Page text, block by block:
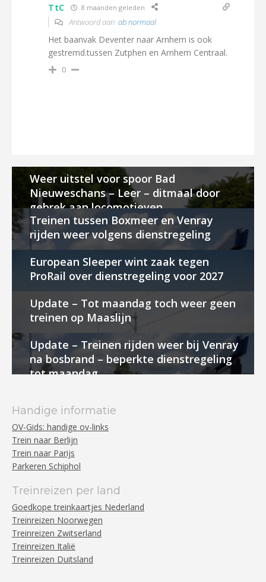
TtC 8 maanden geleden
Antwoord aan ab normaal
Het baanvak Deventer naar Arnhem is ook
gestremd.tussen Zutphen en Arnhem Centraal.
0
Weer uitstel voor spoor Bad
Nieuweschans – Leer – ditmaal door
gebrek aan locomotieven
Treinen tussen Boxmeer en Venray
rijden weer volgens dienstregeling
European Sleeper wint zaak tegen
ProRail over dienstregeling voor 2027
Update – Tot maandag toch weer geen
treinen op Maaslijn
Update – Treinen rijden weer bij Venray
na bosbrand – beperkte dienstregeling
tot maandag
Handige informatie
OV-Gids: handige ov-links
Trein naar Berlijn
Trein naar Parijs
Parkeren Schiphol
Treinreizen per land
Goedkope treinkaartjes Nederland
Treinreizen Noorwegen
Treinreizen Zwitserland
Treinreizen Italië
Treinreizen Duitsland